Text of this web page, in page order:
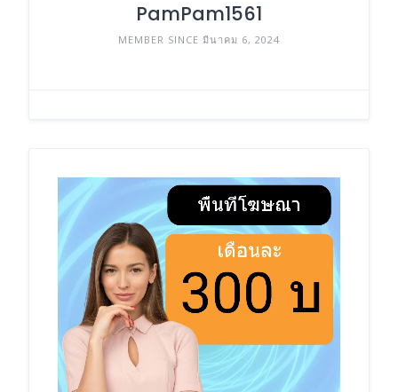
PamPam1561
MEMBER SINCE มีนาคม 6, 2024